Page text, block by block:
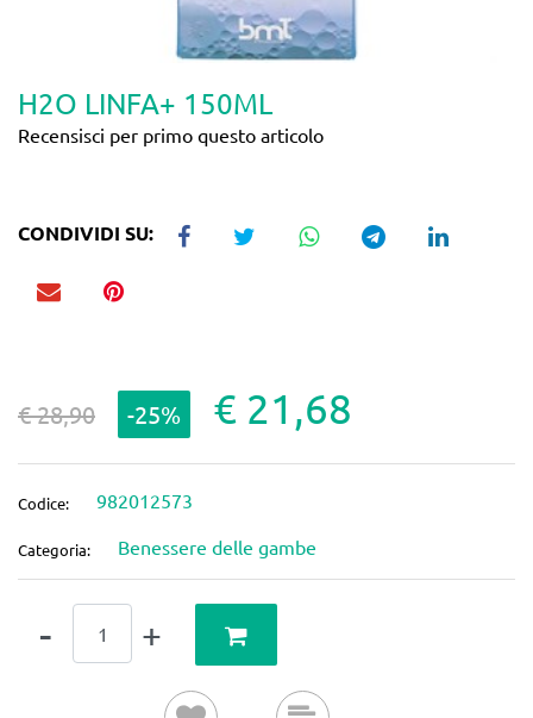
H2O LINFA+ 150ML
Recensisci per primo questo articolo
CONDIVIDI SU:
€ 28,90 -25% € 21,68
Codice: 982012573
Categoria: Benessere delle gambe